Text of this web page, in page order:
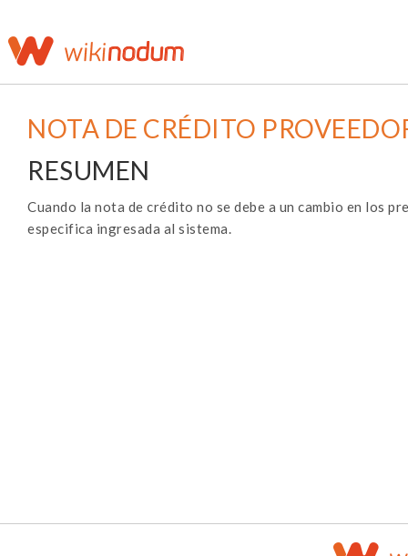
NOTA DE CRÉDITO
RESUMEN
Cuando la nota de crédito no se debe a un cambio en los
especifica ingresada al sistema.